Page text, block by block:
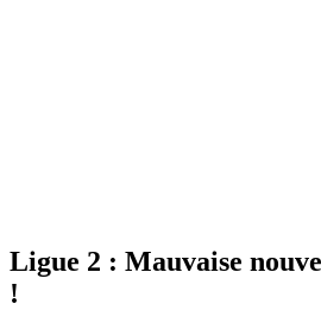
Ligue 2 : Mauvaise
!